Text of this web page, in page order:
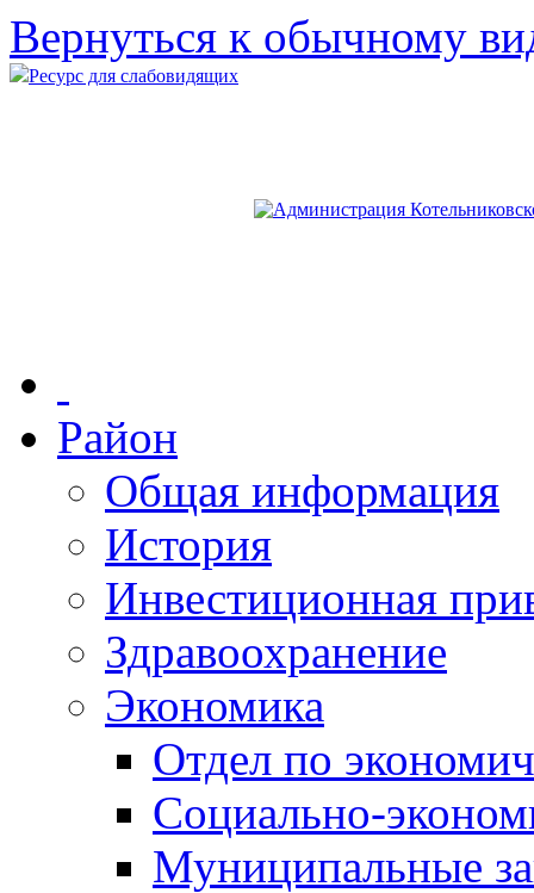
Вернуться к обычному
Ресурс для слабовидящих
Район
Общая информация
История
Инвестиционная
Здравоохранение
Экономика
Отдел по
Социально-
Муниципальные